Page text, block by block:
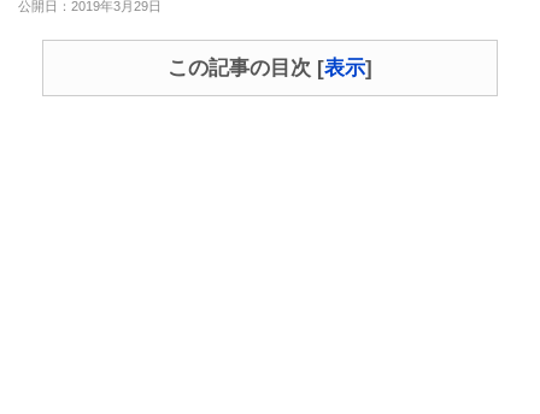
公開日：2019年3月29日
この記事の目次 [表示]